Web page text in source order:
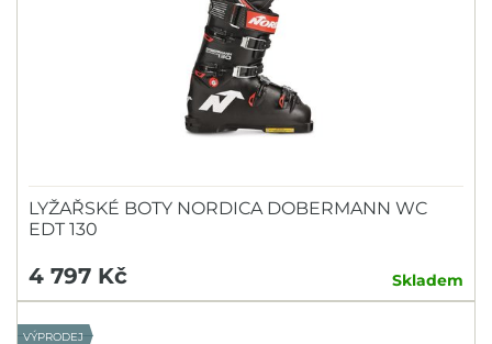
LYŽAŘSKÉ BOTY NORDICA DOBERMANN WC
EDT 130
4 797 Kč Skladem
VÝPRODEJ